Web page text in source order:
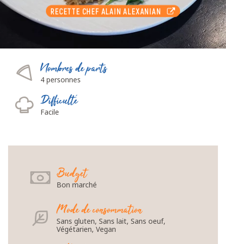
RECETTE CHEF ALAIN ALEXANIAN
Nombres de parts
4 personnes
Difficulté
Facile
Budget
Bon marché
Mode de consommation
Sans gluten, Sans lait, Sans oeuf,
Végétarien, Vegan